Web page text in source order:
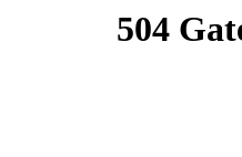
504